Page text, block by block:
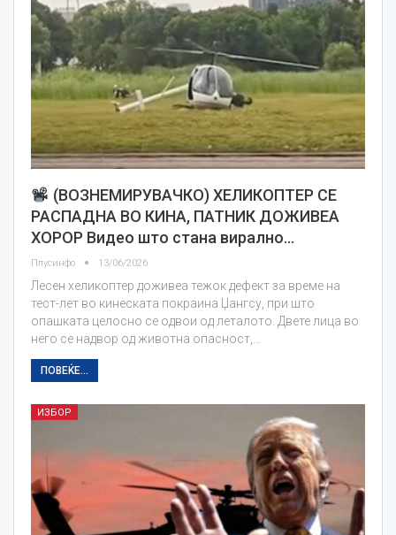
(ВОЗНЕМИРУВАЧКО) ХЕЛИКОПТЕР СЕ
РАСПАДНА ВО КИНА, ПАТНИК ДОЖИВЕА
ХОРОР Видео што стана вирално…
Плусинфо 13/06/2026
Лесен хеликоптер доживеа тежок дефект за време на
тест-лет во кинеската покраина Џангсу, при што
опашката целосно се одвои од леталото. Двете лица во
него се надвор од животна опасност,…
ПОВЕЌЕ...
ИЗБОР